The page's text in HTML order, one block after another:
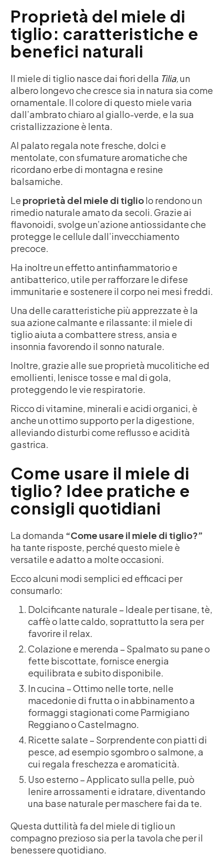
Proprietà del miele di
tiglio: caratteristiche e
benefici naturali
Il miele di tiglio nasce dai fiori della Tilia,un
albero longevo che cresce sia in natura sia come
ornamentale. Il colore di questo miele varia
dall’ambrato chiaro al giallo-verde, e la sua
cristallizzazione è lenta.
Al palato regala note fresche, dolci e
mentolate, con sfumature aromatiche che
ricordano erbe di montagna e resine
balsamiche.
Le proprietà del miele di tigliolo rendono un
rimedio naturale amato da secoli. Grazie ai
flavonoidi, svolge un’azione antiossidante che
protegge le cellule dall’invecchiamento
precoce.
Ha inoltre un effetto antinfiammatorio e
antibatterico, utile per rafforzare le difese
immunitarie e sostenere il corpo nei mesi freddi.
Una delle caratteristiche più apprezzate è la
sua azione calmante e rilassante: il miele di
tiglio aiuta a combattere stress, ansia e
insonnia favorendo il sonno naturale.
Inoltre, grazie alle sue proprietà mucolitiche ed
emollienti, lenisce tosse e mal di gola,
proteggendo le vie respiratorie.
Ricco di vitamine, minerali e acidi organici, è
anche un ottimo supporto per la digestione,
alleviando disturbi come reflusso e acidità
gastrica.
Come usare il miele di
tiglio? Idee pratiche e
consigli quotidiani
La domanda “Come usare il miele di tiglio?”
ha tante risposte, perché questo miele è
versatile e adatto a molte occasioni.
Ecco alcuni modi semplici ed efficaci per
consumarlo:
Dolcificante naturale – Ideale per tisane, tè,
caffè o latte caldo, soprattutto la sera per
favorire il relax.
Colazione e merenda – Spalmato su pane o
fette biscottate, fornisce energia
equilibrata e subito disponibile.
In cucina – Ottimo nelle torte, nelle
macedonie di frutta o in abbinamento a
formaggi stagionati come Parmigiano
Reggiano o Castelmagno.
Ricette salate – Sorprendente con piatti di
pesce, ad esempio sgombro o salmone, a
cui regala freschezza e aromaticità.
Uso esterno – Applicato sulla pelle, può
lenire arrossamenti e idratare, diventando
una base naturale per maschere fai da te.
Questa duttilità fa del miele di tiglio un
compagno prezioso sia per la tavola che per il
benessere quotidiano.